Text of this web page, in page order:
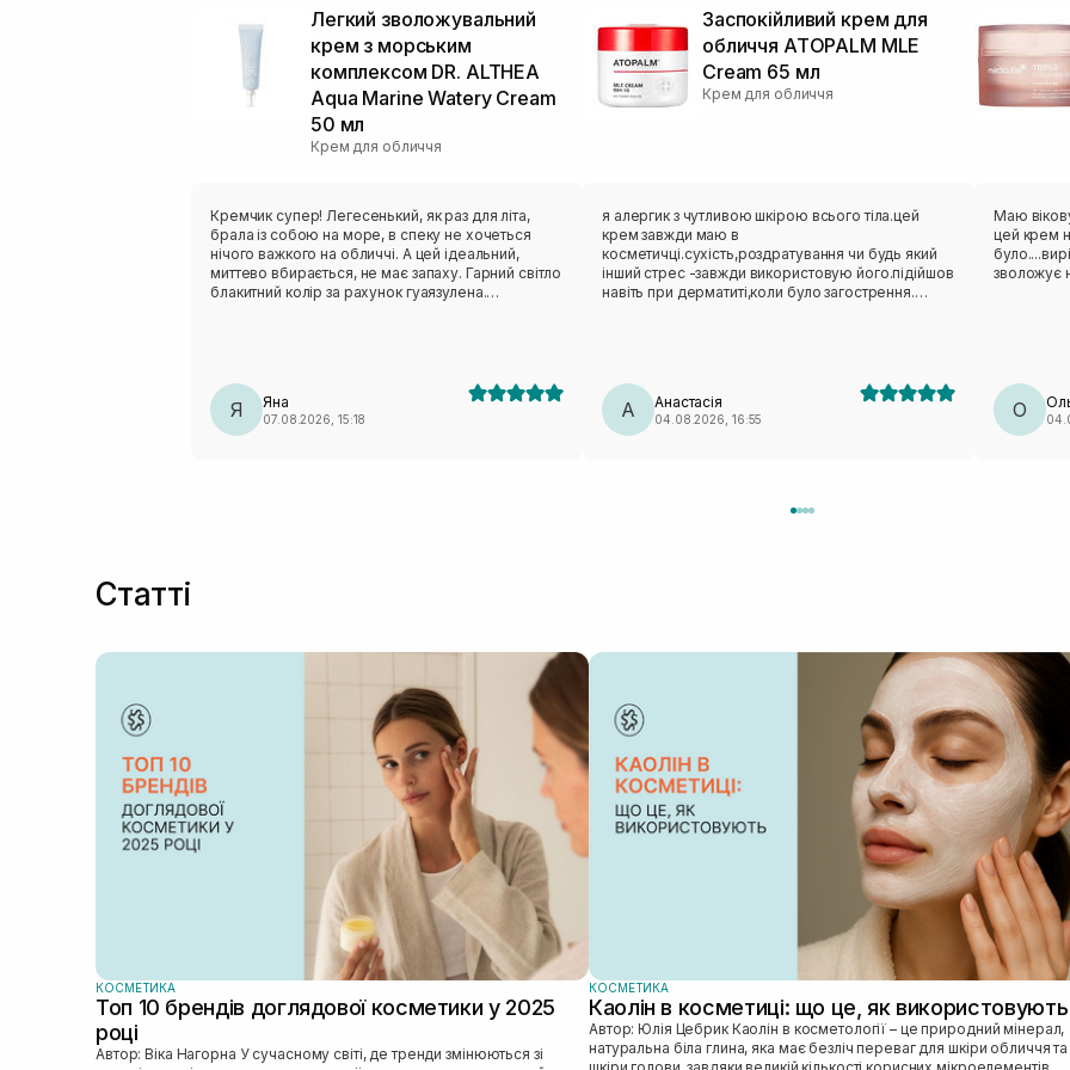
Легкий зволожувальний
крем з морським
комплексом DR. ALTHEA
Aqua Marine Watery Cream
50 мл
Крем для обличчя
Кремчик супер! Легесенький, як раз для літа,
брала із собою на море, в спеку не хочеться
нічого важкого на обличчі. А цей ідеальний,
миттево вбирається, не має запаху. Гарний світло
блакитний колір за рахунок гуаязулена.
Я Яна
07.08.2026, 15:18
Заспокійливий крем для
обличчя ATOPALM MLE
Cream 65 мл
Крем для обличчя
я алергик з чутливою шкірою всього тіла.цей
крем завжди маю в
косметичці.сухість,роздратування чи будь який
інший стрес -завжди використовую його.підійшов
навіть при дерматиті,коли було загострення.
А Анастасія
04.08.2026, 16:55
Маю
цей крем
зволожує
О
Статті
КОСМЕТИКА
Топ 10 брендів доглядової косметики у 2025
році
Автор: Віка Нагорна У сучасному світі, де тренди змінюються зі
КОСМЕТИКА
Каолін в косметиці: що це, як використовують
Автор: Юлія Цебрик Каолін в косметології – це природний мінерал,
натуральна біла глина, яка має безліч переваг для шкіри обличчя та